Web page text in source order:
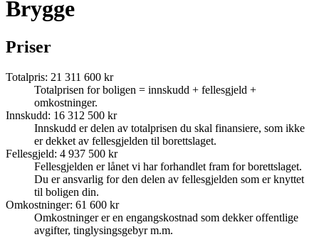
Brygge
Priser
Totalpris: 21 311 600 kr
Totalprisen for boligen = innskudd + fellesgjeld +
omkostninger.
Innskudd: 16 312 500 kr
Innskudd er delen av totalprisen du skal finansiere, som ikke
er dekket av fellesgjelden til borettslaget.
Fellesgjeld: 4 937 500 kr
Fellesgjelden er lånet vi har forhandlet fram for borettslaget.
Du er ansvarlig for den delen av fellesgjelden som er knyttet
til boligen din.
Omkostninger: 61 600 kr
Omkostninger er en engangskostnad som dekker offentlige
avgifter, tinglysingsgebyr m.m.